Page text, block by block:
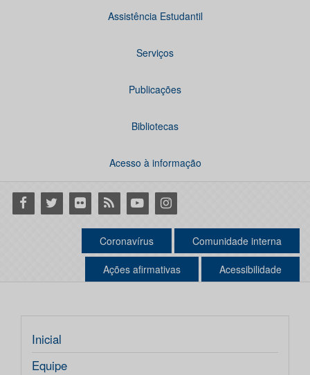
Assistência Estudantil
Serviços
Publicações
Bibliotecas
Acesso à informação
Facebook
Twitter Flickr RSS YoutubeInstagram
Coronavírus Comunidade interna
Ações afirmativas Acessibilidade
Inicial
Equipe